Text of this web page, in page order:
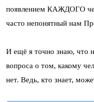
появлением КАЖДОГО
часто непонятный нам
И ещё я точно знаю, что
вопроса о том, какому
нет. Ведь, кто знает,